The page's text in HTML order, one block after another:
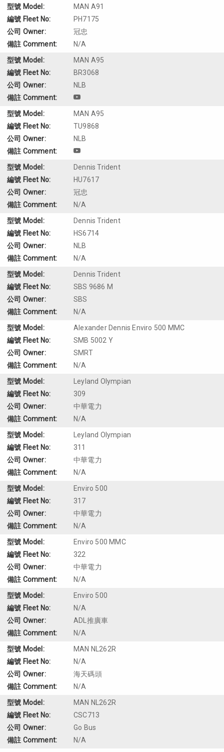
MAN A91
PH7175
冠忠
N/A
MAN A95
BR3068
NLB
MAN A95
TU9868
NLB
Dennis Trident
HU7617
冠忠
N/A
Dennis Trident
HS6714
NLB
N/A
Dennis Trident
SBS 9686 M
SBS
N/A
Alexander Dennis Enviro 500 MMC
SMB 5002 Y
SMRT
N/A
Leyland Olympian
309
中華電力
N/A
Leyland Olympian
311
中華電力
N/A
Enviro 500
317
中華電力
N/A
Enviro 500 MMC
322
中華電力
N/A
Enviro 500
N/A
ADL推廣車
N/A
MAN NL262R
N/A
海天碼頭
N/A
MAN NL262R
CSC713
Go Bus
N/A